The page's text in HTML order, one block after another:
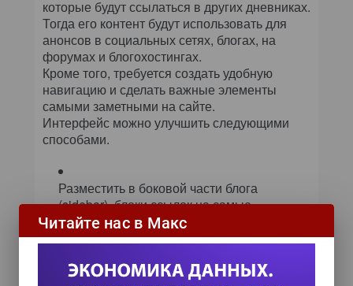
которые будут ссылаться в других дневниках.
Тогда его контент будут использовать для
анонсов в социальных сетях, блогах, на
форумах и блогохостингах.
Кроме того, требуется создать удобную
навигацию и сделать важные элементы
самыми заметными на сайте.
Интерфейс можно улучшить следующими
способами.
Разместить в боковой части блога
(sidebar), блоки ссылок на самые
свежие и популярные заметки. В
результате можно будет найти в одном
блоге.
Читайте нас в Макс